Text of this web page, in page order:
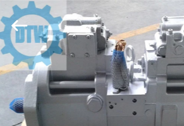
CASA
PRODOTTI
company.
Rights
Reserved.
Developed
by
ECER